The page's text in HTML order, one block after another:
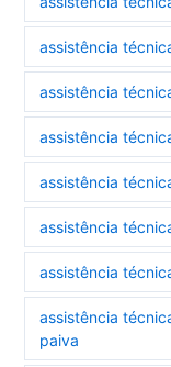
assistência
assistência
assistência
assistência
assistência
assistência
assistência
paiva